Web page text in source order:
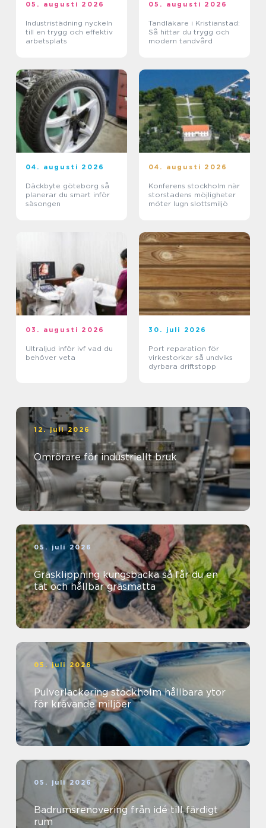
05. augusti 2026
Industristädning nyckeln
till en trygg och effektiv
arbetsplats
05. augusti 2026
Tandläkare i Kristianstad:
Så hittar du trygg och
modern tandvård
04. augusti 2026
Däckbyte göteborg så
planerar du smart inför
säsongen
04. augusti 2026
Konferens stockholm när
storstadens möjligheter
möter lugn slottsmiljö
03. augusti 2026
Ultraljud inför ivf vad du
behöver veta
30. juli 2026
Port reparation för
virkestorkar så undviks
dyrbara driftstopp
12. juli 2026
Omrörare för industriellt bruk
05. juli 2026
Gräsklippning kungsbacka så får du en
tät och hållbar gräsmatta
05. juli 2026
Pulverlackering stockholm hållbara ytor
för krävande miljöer
05. juli 2026
Badrumsrenovering från idé till färdigt
rum